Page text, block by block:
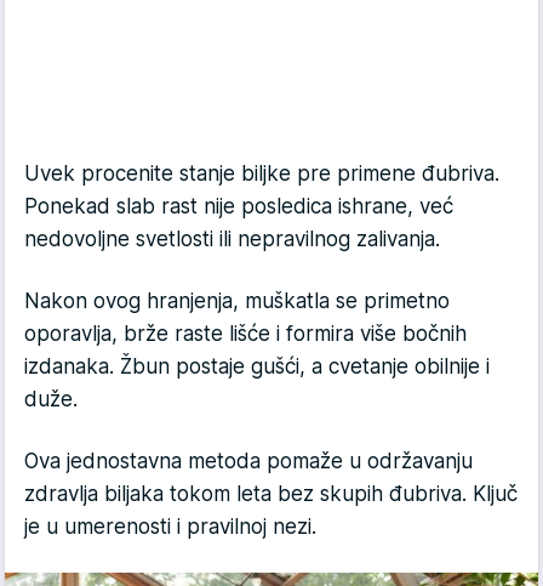
Uvek procenite stanje biljke pre primene đubriva.
Ponekad slab rast nije posledica ishrane, već
nedovoljne svetlosti ili nepravilnog zalivanja.
Nakon ovog hranjenja, muškatla se primetno
oporavlja, brže raste lišće i formira više bočnih
izdanaka. Žbun postaje gušći, a cvetanje obilnije i
duže.
Ova jednostavna metoda pomaže u održavanju
zdravlja biljaka tokom leta bez skupih đubriva. Ključ
je u umerenosti i pravilnoj nezi.